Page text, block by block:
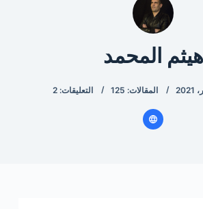
هيثم المحمد
المقالات: 125 التعليقات: 2